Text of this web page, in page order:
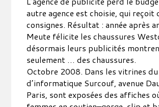
autre agence est choisie, qui reçoit
consignes. Résultat : année après
Meute félicite les chaussures
désormais leurs publicités
seulement … des chaussures.
Octobre 2008. Dans les vitrines du
d’informatique Surcouf, avenue
Paris, sont exposées des affiches